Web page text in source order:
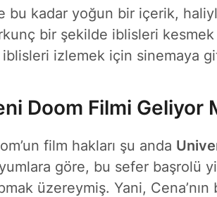
bu kadar yoğun bir içerik,
bir şekilde iblisleri kesmek
izlemek için sinemaya
Doom Filmi Geliyor
film hakları şu anda
göre, bu sefer başrolü
üzereymiş. Yani,